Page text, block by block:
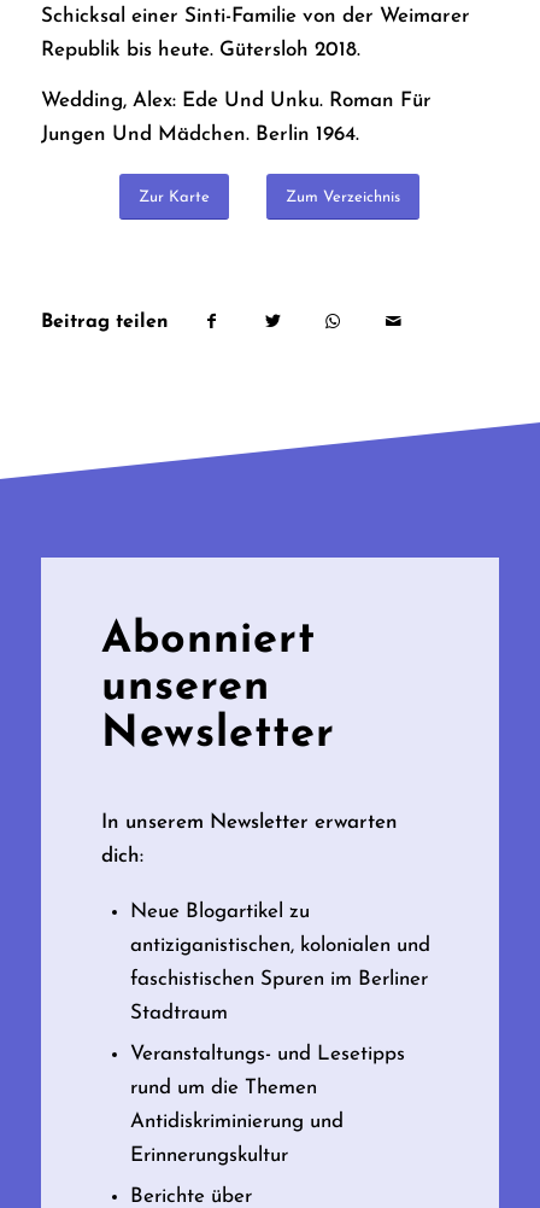
Schicksal einer Sinti-Familie von der Weimarer
Republik bis heute. Gütersloh 2018.
Wedding, Alex: Ede Und Unku. Roman Für
Jungen Und Mädchen. Berlin 1964.
Zur Karte Zum Verzeichnis
Beitrag teilen
Abonniert
unseren
Newsletter
In unserem Newsletter erwarten
dich:
Neue Blogartikel zu
antiziganistischen, kolonialen und
faschistischen Spuren im Berliner
Stadtraum
Veranstaltungs- und Lesetipps
rund um die Themen
Antidiskriminierung und
Erinnerungskultur
Berichte über